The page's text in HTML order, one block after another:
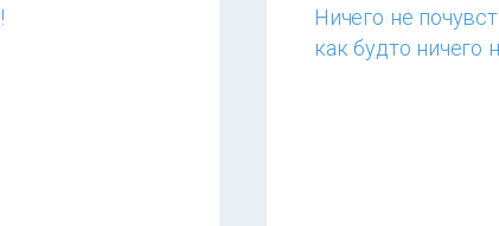
Ничего не
как будто ничего